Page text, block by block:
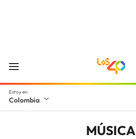
Colombia
MÚSICA